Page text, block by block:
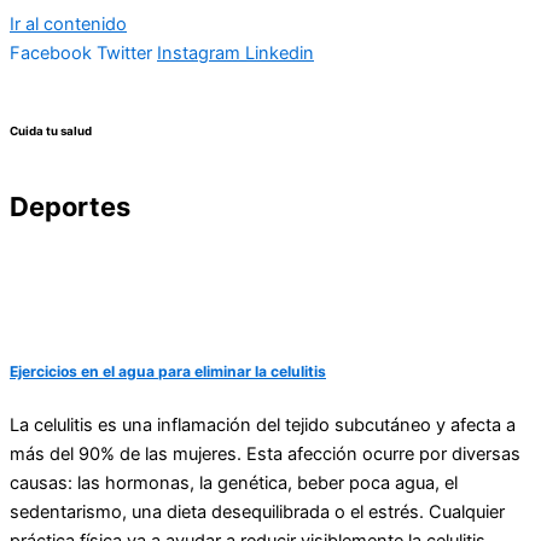
Ir al contenido
Facebook Twitter Instagram Linkedin
Cuida tu salud
Deportes
Ejercicios en el agua para eliminar la celulitis
La celulitis es una inflamación del tejido subcutáneo y afecta a
más del 90% de las mujeres. Esta afección ocurre por diversas
causas: las hormonas, la genética, beber poca agua, el
sedentarismo, una dieta desequilibrada o el estrés. Cualquier